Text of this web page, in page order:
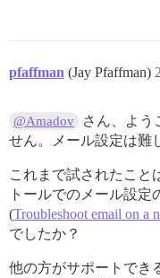
pfaffman (Jay Pfaffman) 2
@Amadov
さん、よう
せん。メール設定は難
これまで試されたこと
トールでのメール設定
(Troubleshoot email on a
でしたか？
他の方がサポートでき